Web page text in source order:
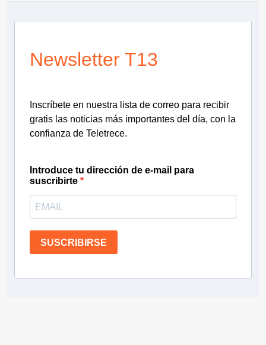
Newsletter T13
Inscríbete en nuestra lista de correo para recibir
gratis las noticias más importantes del día, con la
confianza de Teletrece.
Introduce tu dirección de e-mail para
suscribirte
SUSCRIBIRSE